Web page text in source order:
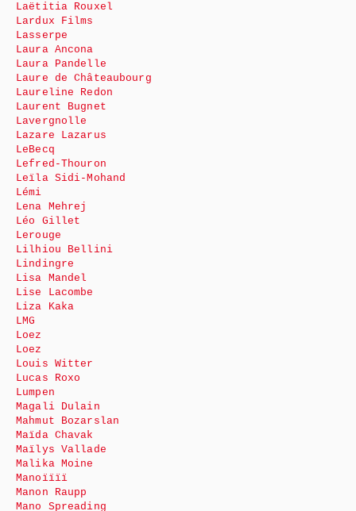
Laëtitia Rouxel
Lardux Films
Lasserpe
Laura Ancona
Laura Pandelle
Laure de Châteaubourg
Laureline Redon
Laurent Bugnet
Lavergnolle
Lazare Lazarus
LeBecq
Lefred-Thouron
Leïla Sidi-Mohand
Lémi
Lena Mehrej
Léo Gillet
Lerouge
Lilhiou Bellini
Lindingre
Lisa Mandel
Lise Lacombe
Liza Kaka
LMG
Loez
Loez
Louis Witter
Lucas Roxo
Lumpen
Magali Dulain
Mahmut Bozarslan
Maïda Chavak
Maïlys Vallade
Malika Moine
Manoïïïï
Manon Raupp
Mano Spreading